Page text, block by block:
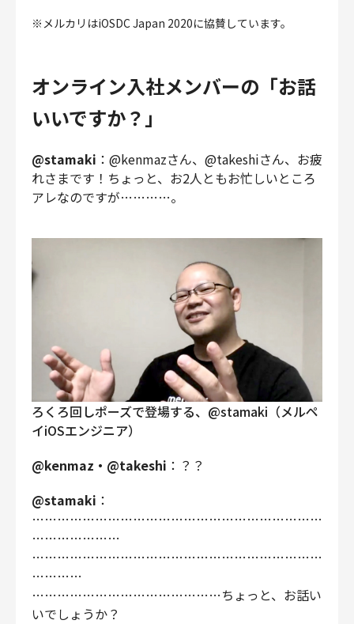
募集中の求人一覧
※メルカリはiOSDC Japan 2020に協賛しています。
オンライン入社メンバーの「お話
いいですか？」
@stamaki ：@kenmazさん、@takeshiさん、お疲
れさまです！ちょっと、お2人ともお忙しいところ
アレなのですが…………。
ろくろ回しポーズで登場する、@stamaki（メルペ
イiOSエンジニア）
@kenmaz・@takeshi ：？？
@stamaki ：
……………………………………………………………
…………………
……………………………………………………………
…………
………………………………………ちょっと、お話い
いでしょうか？